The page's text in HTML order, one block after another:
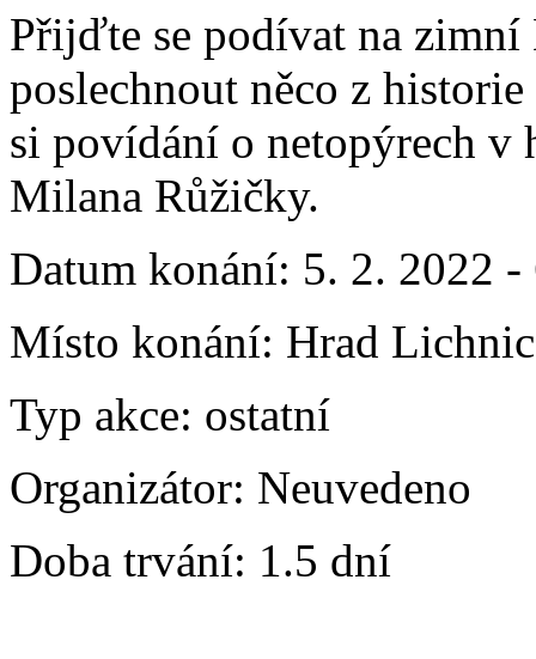
Přijďte se podívat na
poslechnout něco z
si povídání o netopýrech v
Milana Růžičky.
Datum konání: 5. 2. 2022 -
Místo konání: Hrad
Typ akce: ostatní
Organizátor: Neuvedeno
Doba trvání: 1.5 dní